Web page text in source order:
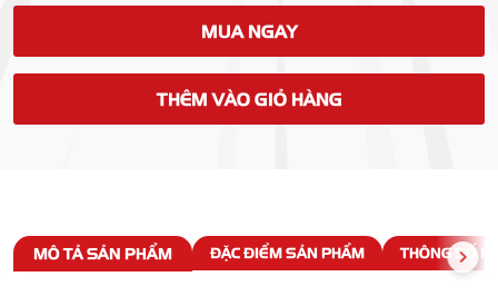
MUA NGAY
THÊM VÀO GIỎ HÀNG
MÔ TẢ SẢN PHẨM ĐẶC ĐIỂM SẢN PHẨM THÔNG SỐ